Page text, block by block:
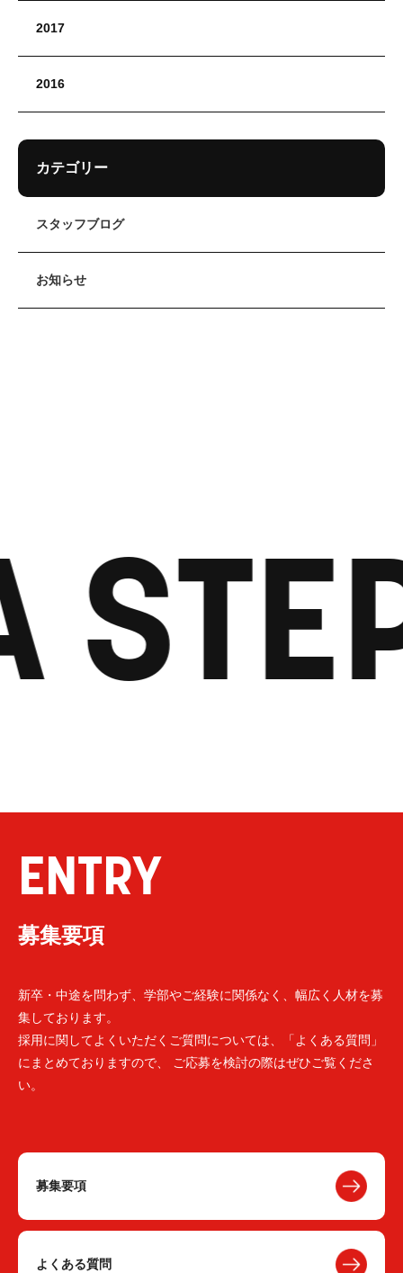
2017
2016
カテゴリー
スタッフブログ
お知らせ
ENTRY
募集要項
新卒・中途を問わず、学部やご経験に関係なく、幅広く人材を募
集しております。
採用に関してよくいただくご質問については、「よくある質問」
にまとめておりますので、 ご応募を検討の際はぜひご覧くださ
い。
募集要項
よくある質問